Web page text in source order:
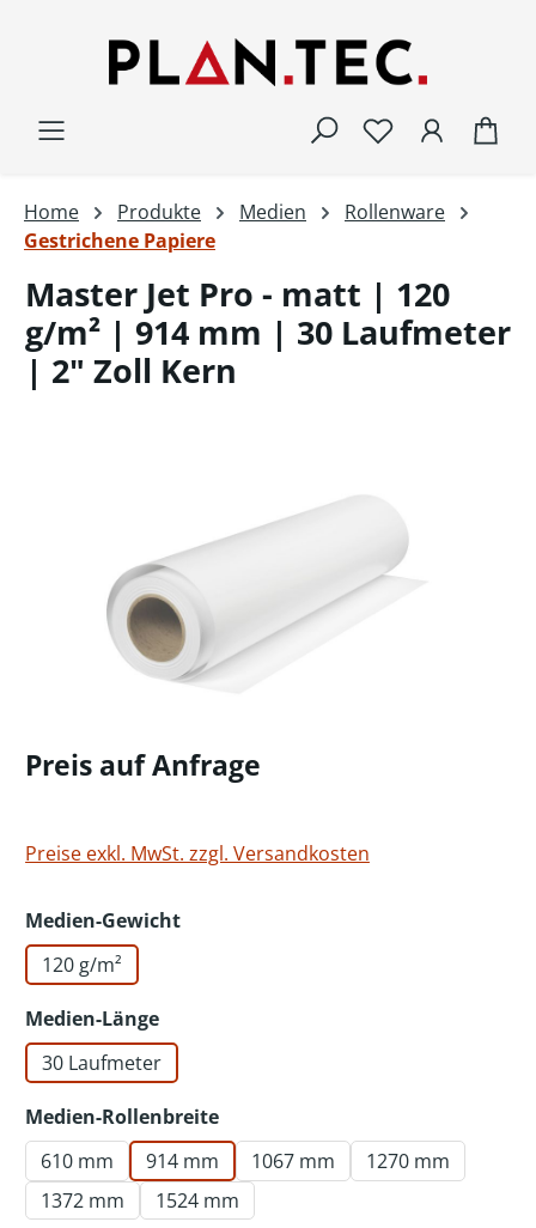
Home Produkte Medien
Rollenware
Gestrichene Papiere
Master Jet Pro - matt | 120
g/m² | 914 mm | 30 Laufmeter
| 2" Zoll Kern
Preis auf Anfrage
Preise exkl. MwSt. zzgl. Versandkosten
Medien-Gewichtauswählen
120 g/m²
Medien-Längeauswählen
30 Laufmeter
Medien-Rollenbreiteauswählen
610 mm
914 mm 1067 mm
1270 mm
1372 mm
1524 mm